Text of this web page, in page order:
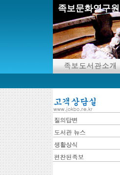
족보문화연구원